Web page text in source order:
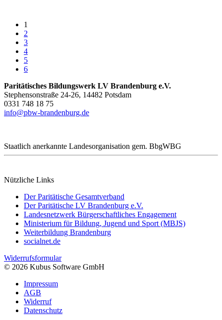
1
2
3
4
5
6
Paritätisches Bildungswerk LV Brandenburg e.V.
Stephensonstraße 24-26, 14482 Potsdam
0331 748 18 75
info@pbw-brandenburg.de
Staatlich anerkannte Landesorganisation gem. BbgWBG
Nützliche Links
Der Paritätische Gesamtverband
Der Paritätische LV Brandenburg e.V.
Landesnetzwerk Bürgerschaftliches Engagement
Ministerium für Bildung, Jugend und Sport (MBJS)
Weiterbildung Brandenburg
socialnet.de
Widerrufsformular
© 2026 Kubus Software GmbH
Impressum
AGB
Widerruf
Datenschutz